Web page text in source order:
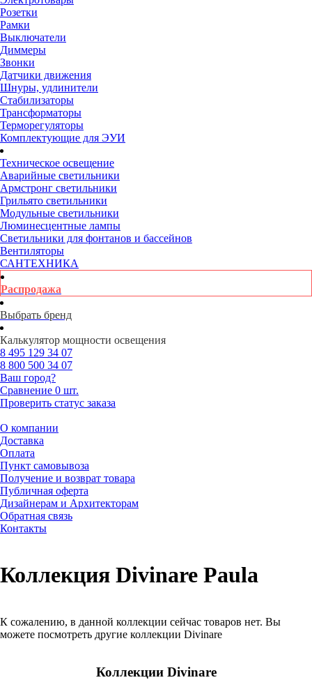
Розетки
Рамки
Выключатели
Диммеры
Звонки
Датчики движения
Шнуры, удлинители
Стабилизаторы
Трансформаторы
Терморегуляторы
Комплектующие для ЭУИ
Техническое освещение
Аварийные светильники
Армстронг светильники
Грильято светильники
Модульные светильники
Люминесцентные лампы
Светильники для фонтанов и бассейнов
Вентиляторы
САНТЕХНИКА
Распродажа
Выбрать бренд
Калькулятор мощности освещения
8 495 129 34 07
8 800 500 34 07
Ваш город?
Сравнение 0 шт.
Проверить статус заказа
О компании
Доставка
Оплата
Пункт самовывоза
Получение и возврат товара
Публичная оферта
Дизайнерам и Архитекторам
Обратная связь
Контакты
Коллекция Divinare Paula
К сожалению, в данной коллекции сейчас товаров нет. Вы
можете посмотреть другие коллекции Divinare
Коллекции Divinare